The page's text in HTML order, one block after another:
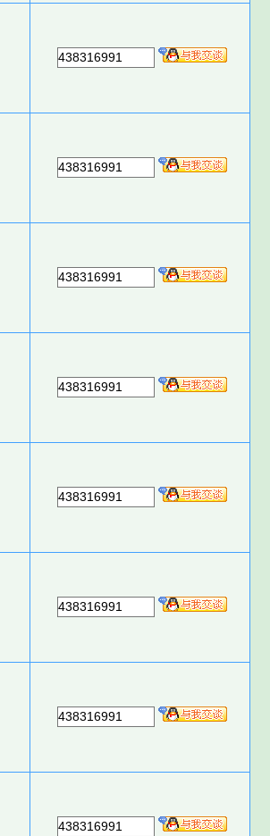
438316991
438316991
438316991
438316991
438316991
438316991
438316991
438316991